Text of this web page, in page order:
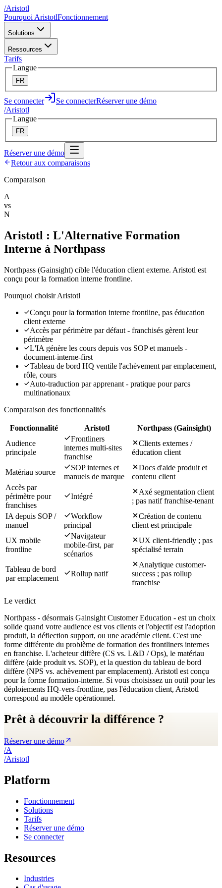
/Aristotl
Pourquoi AristotlFonctionnement
Solutions
Ressources
Tarifs
Langue
FR
Se connecter Se connecterRéserver une démo
/Aristotl
Langue
FR
Réserver une démo
Retour aux comparaisons
Comparaison
A
vs
N
Aristotl : L'Alternative Formation
Interne à Northpass
Northpass (Gainsight) cible l'éducation client externe. Aristotl est
conçu pour la formation interne frontline.
Pourquoi choisir Aristotl
Conçu pour la formation interne frontline, pas éducation
client externe
Accès par périmètre par défaut - franchisés gèrent leur
périmètre
L'IA génère les cours depuis vos SOP et manuels -
document-interne-first
Tableau de bord HQ ventile l'achèvement par emplacement,
rôle, cours
Auto-traduction par apprenant - pratique pour parcs
multinationaux
Comparaison des fonctionnalités
Fonctionnalité Aristotl
Northpass (Gainsight)
Audience
principale
Frontliners
internes multi-sites
franchise
Clients externes /
éducation client
Matériau source
SOP internes et
manuels de marque
Docs d'aide produit et
contenu client
Accès par
périmètre pour
franchises
Intégré
Axé segmentation client
; pas natif franchise-tenant
IA depuis SOP /
manuel
Workflow
principal
Création de contenu
client est principale
UX mobile
frontline
Navigateur
mobile-first, par
scénarios
UX client-friendly ; pas
spécialisé terrain
Tableau de bord
par emplacement
Rollup natif
Analytique customer-
success ; pas rollup
franchise
Le verdict
Northpass - désormais Gainsight Customer Education - est un choix
solide quand votre audience est vos clients et l'objectif est l'adoption
produit, la déflection support, ou une académie client. C'est une
forme différente du problème de formation des frontliners internes
en franchise. L'acheteur diffère (CS vs. L&D / Ops), le matériau
diffère (aide produit vs. SOP), et la question du tableau de bord
diffère (NPS vs. achèvement par emplacement). Aristotl est conçu
pour la forme formation-interne. Si vous choisissez un outil pour les
déploiements HQ-vers-frontline, pas l'éducation client, Aristotl
correspond au modèle opérationnel.
Prêt à découvrir la différence ?
Réserver une démo
/A
/Aristotl
Platform
Fonctionnement
Solutions
Tarifs
Réserver une démo
Se connecter
Resources
Industries